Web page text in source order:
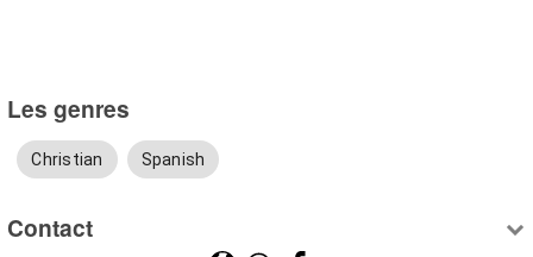
Les genres
Christian Spanish
Contact